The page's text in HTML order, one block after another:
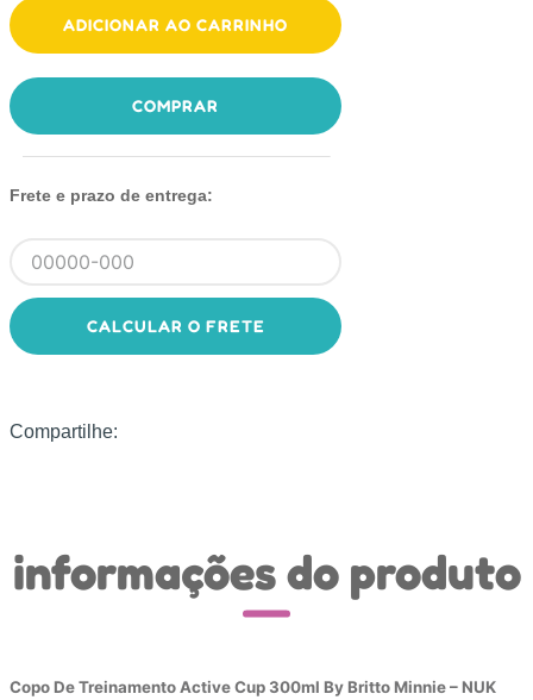
ADICIONAR AO CARRINHO
COMPRAR
Frete e prazo de entrega:
CALCULAR O FRETE
Compartilhe:
informações do produto
Copo De Treinamento Active Cup 300ml By Britto Minnie – NUK